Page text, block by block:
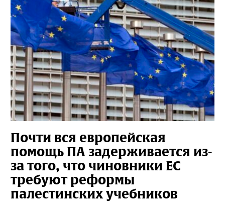
Почти вся европейская
помощь ПА задерживается из-
за того, что чиновники ЕС
требуют реформы
палестинских учебников